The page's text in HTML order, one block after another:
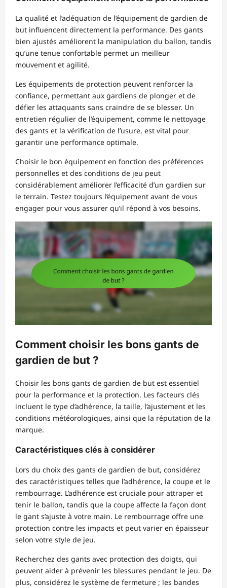
La qualité et l’adéquation de l’équipement de gardien de
but influencent directement la performance. Des gants
bien ajustés améliorent la manipulation du ballon, tandis
qu’une tenue confortable permet un meilleur
mouvement et agilité.
Les équipements de protection peuvent renforcer la
confiance, permettant aux gardiens de plonger et de
défier les attaquants sans craindre de se blesser. Un
entretien régulier de l’équipement, comme le nettoyage
des gants et la vérification de l’usure, est vital pour
garantir une performance optimale.
Choisir le bon équipement en fonction des préférences
personnelles et des conditions de jeu peut
considérablement améliorer l’efficacité d’un gardien sur
le terrain. Testez toujours l’équipement avant de vous
engager pour vous assurer qu’il répond à vos besoins.
Comment choisir les bons gants de
gardien de but ?
Choisir les bons gants de gardien de but est essentiel
pour la performance et la protection. Les facteurs clés
incluent le type d’adhérence, la taille, l’ajustement et les
conditions météorologiques, ainsi que la réputation de la
marque.
Caractéristiques clés à considérer
Lors du choix des gants de gardien de but, considérez
des caractéristiques telles que l’adhérence, la coupe et le
rembourrage. L’adhérence est cruciale pour attraper et
tenir le ballon, tandis que la coupe affecte la façon dont
le gant s’ajuste à votre main. Le rembourrage offre une
protection contre les impacts et peut varier en épaisseur
selon votre style de jeu.
Recherchez des gants avec protection des doigts, qui
peuvent aider à prévenir les blessures pendant le jeu. De
plus, considérez le système de fermeture ; les bandes